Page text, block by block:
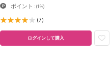
ポイント :(1%)
(7)
ログインして購入